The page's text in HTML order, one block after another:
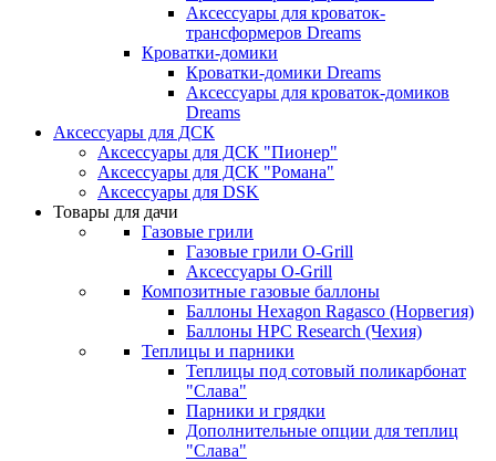
Аксессуары для кроваток-
трансформеров Dreams
Кроватки-домики
Кроватки-домики Dreams
Аксессуары для кроваток-домиков
Dreams
Аксессуары для ДСК
Аксессуары для ДСК "Пионер"
Аксессуары для ДСК "Романа"
Аксессуары для DSK
Товары для дачи
Газовые грили
Газовые грили O-Grill
Аксессуары O-Grill
Композитные газовые баллоны
Баллоны Hexagon Ragasco (Норвегия)
Баллоны HPC Research (Чехия)
Теплицы и парники
Теплицы под сотовый поликарбонат
"Слава"
Парники и грядки
Дополнительные опции для теплиц
"Слава"